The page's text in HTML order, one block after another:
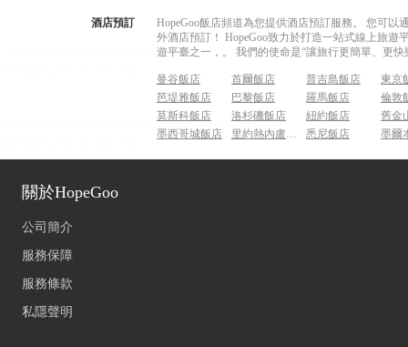
酒店預訂
HopeGoo飯店頻道為您提供酒店預訂服務。 您可
外酒店預訂！ HopeGoo致力於打造一站式線上旅
遊平臺之一，。 我們的使命是“讓旅行更簡單、更
曼谷飯店 首爾飯店 普吉島飯店
東京
芭堤雅飯店
巴黎飯店 羅馬飯店
倫敦
莫斯科飯店
洛杉磯飯店 紐約飯店
舊金
墨西哥城飯店
里約熱內盧飯店 悉尼飯店 墨爾
關於HopeGoo
公司簡介
服務保障
服務條款
私隱聲明